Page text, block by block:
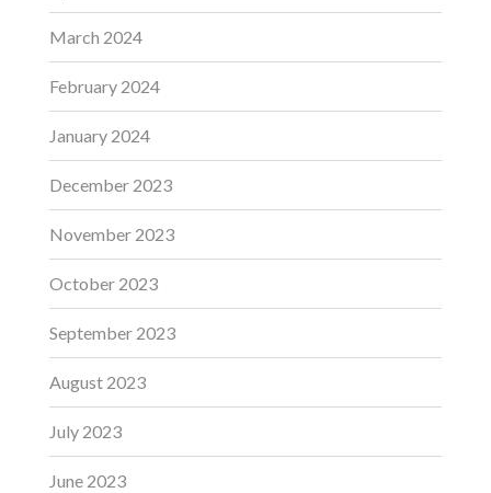
March 2024
February 2024
January 2024
December 2023
November 2023
October 2023
September 2023
August 2023
July 2023
June 2023